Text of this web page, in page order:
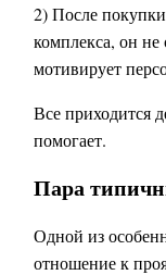
2) После
комплекса, он
мотивирует
Все приходится
помогает.
Пара
Одной из
отношение к